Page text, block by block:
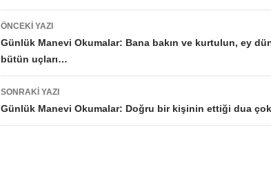
Yazı
dolaşımı
ÖNCEKI YAZI
Günlük Manevi Okumalar: Bana bakın ve kurtulun, ey
bütün uçları…
SONRAKI YAZI
Günlük Manevi Okumalar: Doğru bir kişinin ettiği dua